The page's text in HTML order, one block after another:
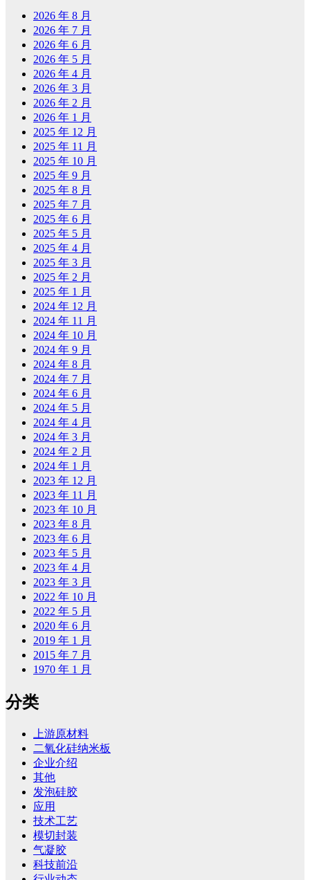
2026 年 8 月
2026 年 7 月
2026 年 6 月
2026 年 5 月
2026 年 4 月
2026 年 3 月
2026 年 2 月
2026 年 1 月
2025 年 12 月
2025 年 11 月
2025 年 10 月
2025 年 9 月
2025 年 8 月
2025 年 7 月
2025 年 6 月
2025 年 5 月
2025 年 4 月
2025 年 3 月
2025 年 2 月
2025 年 1 月
2024 年 12 月
2024 年 11 月
2024 年 10 月
2024 年 9 月
2024 年 8 月
2024 年 7 月
2024 年 6 月
2024 年 5 月
2024 年 4 月
2024 年 3 月
2024 年 2 月
2024 年 1 月
2023 年 12 月
2023 年 11 月
2023 年 10 月
2023 年 8 月
2023 年 6 月
2023 年 5 月
2023 年 4 月
2023 年 3 月
2022 年 10 月
2022 年 5 月
2020 年 6 月
2019 年 1 月
2015 年 7 月
1970 年 1 月
分类
上游原材料
二氧化硅纳米板
企业介绍
其他
发泡硅胶
应用
技术工艺
模切封装
气凝胶
科技前沿